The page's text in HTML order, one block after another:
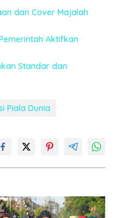
dan Cover Majalah
Aktifkan
Standar dan
Piala Dunia